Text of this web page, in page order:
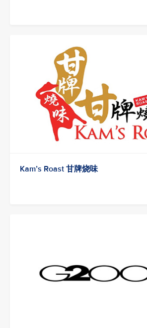
Kam’s Roast 甘牌烧味